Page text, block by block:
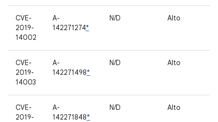
CVE-
2019-
14002
A-
142271274*
N/D Alto
CVE-
2019-
14003
A-
142271498*
N/D Alto
CVE-
2019-
A-
142271848*
N/D Alto